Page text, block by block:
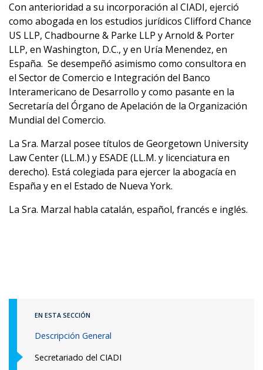
Con anterioridad a su incorporación al CIADI, ejerció
como abogada en los estudios jurídicos Clifford Chance
US LLP, Chadbourne & Parke LLP y Arnold & Porter
LLP, en Washington, D.C., y en Uría Menendez, en
España. Se desempeñó asimismo como consultora en
el Sector de Comercio e Integración del Banco
Interamericano de Desarrollo y como pasante en la
Secretaría del Órgano de Apelación de la Organización
Mundial del Comercio.
La Sra. Marzal posee títulos de Georgetown University
Law Center (LL.M.) y ESADE (LL.M. y licenciatura en
derecho). Está colegiada para ejercer la abogacía en
España y en el Estado de Nueva York.
La Sra. Marzal habla catalán, español, francés e inglés.
EN ESTA SECCIÓN
Descripción General
Secretariado del CIADI